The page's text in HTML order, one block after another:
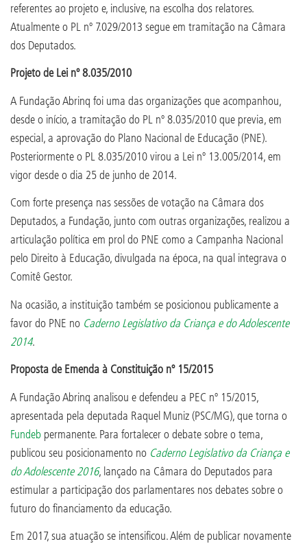
referentes ao projeto e, inclusive, na escolha dos relatores.
Atualmente o PL nº 7.029/2013 segue em tramitação na Câmara
dos Deputados.
Projeto de Lei nº 8.035/2010
A Fundação Abrinq foi uma das organizações que acompanhou,
desde o início, a tramitação do PL nº 8.035/2010 que previa, em
especial, a aprovação do Plano Nacional de Educação (PNE).
Posteriormente o PL 8.035/2010 virou a Lei nº 13.005/2014, em
vigor desde o dia 25 de junho de 2014.
Com forte presença nas sessões de votação na Câmara dos
Deputados, a Fundação, junto com outras organizações, realizou a
articulação política em prol do PNE como a Campanha Nacional
pelo Direito à Educação, divulgada na época, na qual integrava o
Comitê Gestor.
Na ocasião, a instituição também se posicionou publicamente a
favor do PNE no Caderno Legislativo da Criança e do Adolescente
2014.
Proposta de Emenda à Constituição nº 15/2015
A Fundação Abrinq analisou e defendeu a PEC nº 15/2015,
apresentada pela deputada Raquel Muniz (PSC/MG), que torna o
Fundeb permanente. Para fortalecer o debate sobre o tema,
publicou seu posicionamento no Caderno Legislativo da Criança e
do Adolescente 2016, lançado na Câmara do Deputados para
estimular a participação dos parlamentares nos debates sobre o
futuro do financiamento da educação.
Em 2017, sua atuação se intensificou. Além de publicar novamente